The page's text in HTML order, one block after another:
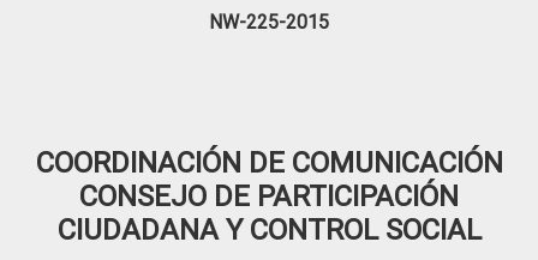
NW-225-2015
COORDINACIÓN DE COMUNICACIÓN
CONSEJO DE PARTICIPACIÓN
CIUDADANA Y CONTROL SOCIAL